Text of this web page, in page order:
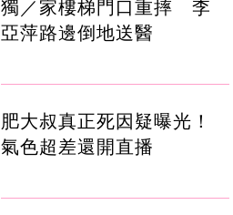
獨／家樓梯門口重摔 李
亞萍路邊倒地送醫
肥大叔真正死因疑曝光！
氣色超差還開直播